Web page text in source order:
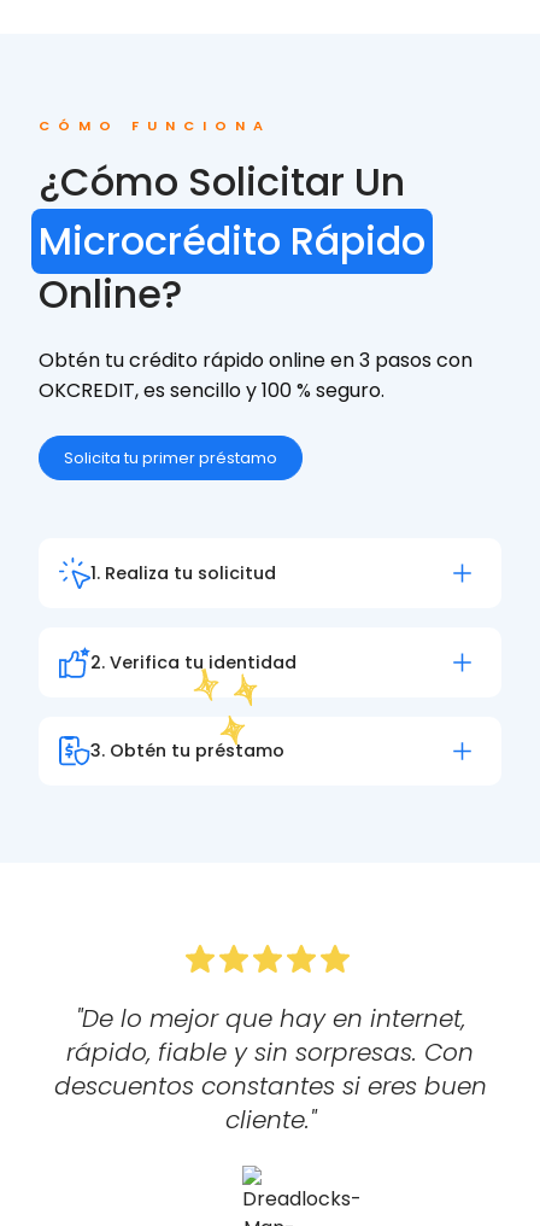
CÓMO FUNCIONA
¿Cómo Solicitar Un
Microcrédito Rápido
Online?
Obtén tu crédito rápido online en 3 pasos con
OKCREDIT, es sencillo y 100 % seguro.
Solicita tu primer préstamo
1. Realiza tu solicitud
completa la solicitud desde nuestra web
2. Verifica tu identidad
Verifica tu identidad rápidamente y de forma
segura a través de nuestro sistema online.
Utilizamos la tecnología más avanzada para
3. Obtén tu préstamo
"De lo mejor que hay en internet,
rápido, fiable y sin sorpresas. Con
descuentos constantes si eres buen
cliente."